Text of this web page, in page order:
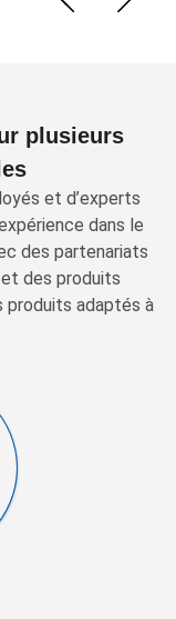
plusieurs
et d’experts
dans le
des partenariats
des produits
produits adaptés à